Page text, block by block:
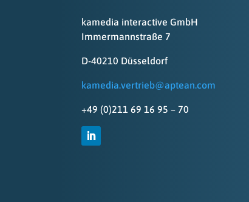
kamedia interactive GmbH
Immermannstraße 7
D-40210 Düsseldorf
kamedia.vertrieb@aptean.com
+49 (0)211 69 16 95 – 70